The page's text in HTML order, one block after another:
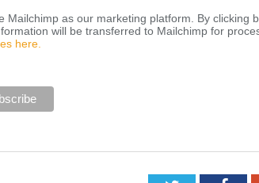
Mailchimp as our marketing platform. By clicking
will be transferred to Mailchimp for
here.